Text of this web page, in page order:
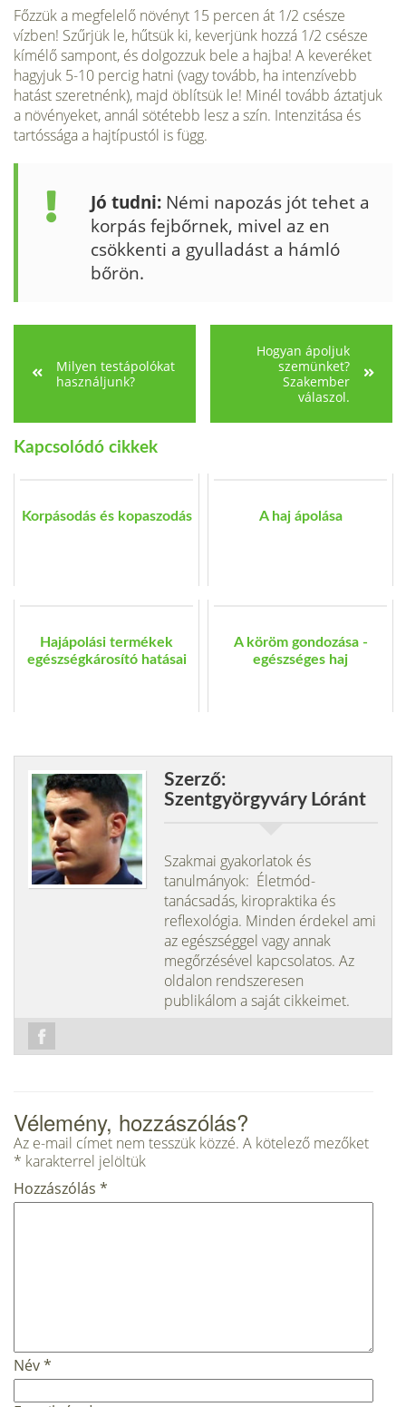
Főzzük a megfelelő növényt 15 percen át 1/2 csésze
vízben! Szűrjük le, hűtsük ki, keverjünk hozzá 1/2 csésze
kímélő sampont, és dolgozzuk bele a hajba! A keveréket
hagyjuk 5-10 percig hatni (vagy tovább, ha intenzívebb
hatást szeretnénk), majd öblítsük le! Minél tovább áztatjuk
a növényeket, annál sötétebb lesz a szín. Intenzitása és
tartóssága a hajtípustól is függ.
Jó tudni: Némi napozás jót tehet a
korpás fejbőrnek, mivel az en
csökkenti a gyulladást a hámló
bőrön.
Milyen testápolókat
használjunk?
Hogyan ápoljuk
szemünket?
Szakember
válaszol.
Kapcsolódó cikkek
Korpásodás és kopaszodás A haj ápolása
Hajápolási termékek
egészségkárosító hatásai
A köröm gondozása -
egészséges haj
Szerző:
Szentgyörgyváry Lóránt
Szakmai gyakorlatok és
tanulmányok: Életmód-
tanácsadás, kiropraktika és
reflexológia. Minden érdekel ami
az egészséggel vagy annak
megőrzésével kapcsolatos. Az
oldalon rendszeresen
publikálom a saját cikkeimet.
Vélemény, hozzászólás?
Az e-mail címet nem tesszük közzé. A kötelező mezőket
* karakterrel jelöltük
Hozzászólás *
Név*